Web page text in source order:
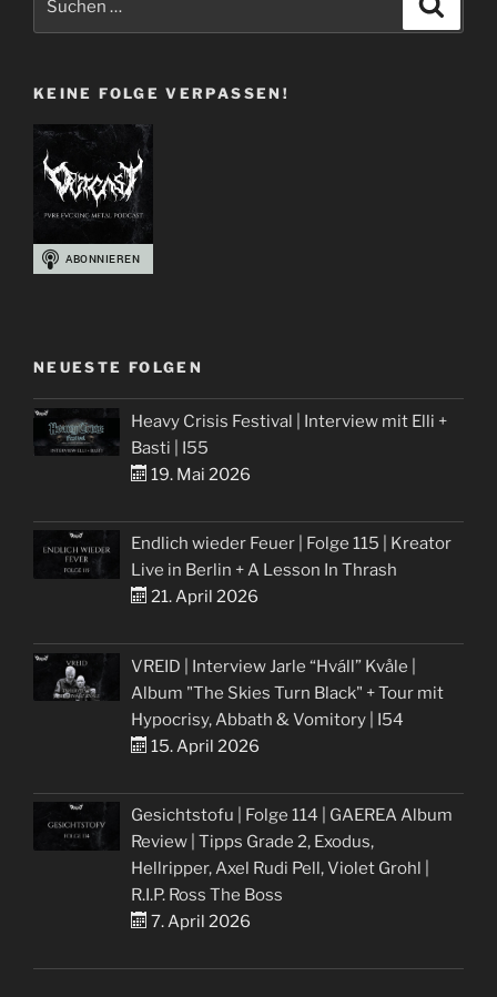
KEINE FOLGE VERPASSEN!
NEUESTE FOLGEN
Heavy Crisis Festival | Interview mit Elli +
Basti | I55
19. Mai 2026
Endlich wieder Feuer | Folge 115 | Kreator
Live in Berlin + A Lesson In Thrash
21. April 2026
VREID | Interview Jarle “Hváll” Kvåle |
Album "The Skies Turn Black" + Tour mit
Hypocrisy, Abbath & Vomitory | I54
15. April 2026
Gesichtstofu | Folge 114 | GAEREA Album
Review | Tipps Grade 2, Exodus,
Hellripper, Axel Rudi Pell, Violet Grohl |
R.I.P. Ross The Boss
7. April 2026